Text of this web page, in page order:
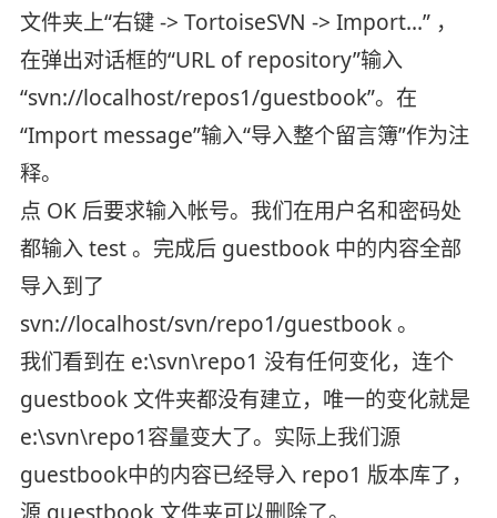
文件夹上“右键 -> TortoiseSVN -> Import...” ，
在弹出对话框的“URL of repository”输入
“svn://localhost/repos1/guestbook”。在
“Import message”输入“导入整个留言簿”作为注
释。
点 OK 后要求输入帐号。我们在用户名和密码处
都输入 test 。完成后 guestbook 中的内容全部
导入到了
svn://localhost/svn/repo1/guestbook 。
我们看到在 e:\svn\repo1 没有任何变化，连个
guestbook 文件夹都没有建立，唯一的变化就是
e:\svn\repo1容量变大了。实际上我们源
guestbook中的内容已经导入 repo1 版本库了，